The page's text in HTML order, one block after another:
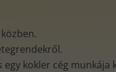
kokler cég munkája